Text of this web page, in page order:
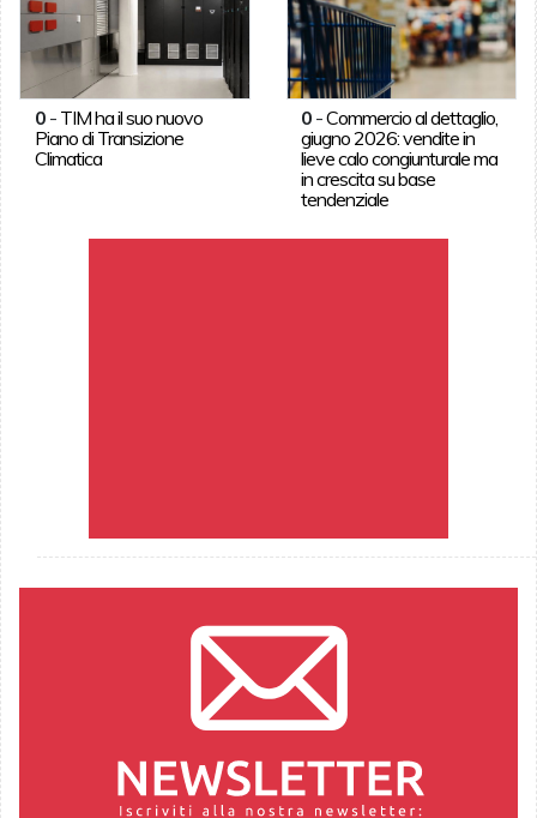
0- TIM ha il suo nuovo
Piano di Transizione
Climatica
0 -Commercio al dettaglio,
giugno 2026: vendite in
lieve calo congiunturale ma
in crescita su base
tendenziale